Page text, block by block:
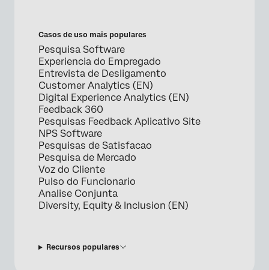
Casos de uso mais populares
Pesquisa Software
Experiencia do Empregado
Entrevista de Desligamento
Customer Analytics (EN)
Digital Experience Analytics (EN)
Feedback 360
Pesquisas Feedback Aplicativo Site
NPS Software
Pesquisas de Satisfacao
Pesquisa de Mercado
Voz do Cliente
Pulso do Funcionario
Analise Conjunta
Diversity, Equity & Inclusion (EN)
Recursos populares